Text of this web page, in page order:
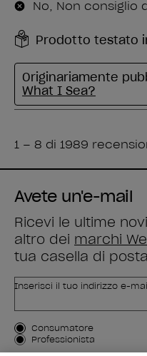
Avete un'e-mail
Ricevi le ultime
altro dei marchi
tua casella di
Inserisci il tuo indirizzo e-
Tipo di cliente
Consumatore
Professionista